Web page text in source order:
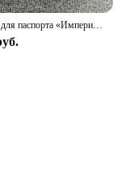
Обложка для паспорта «Империя Галактика»